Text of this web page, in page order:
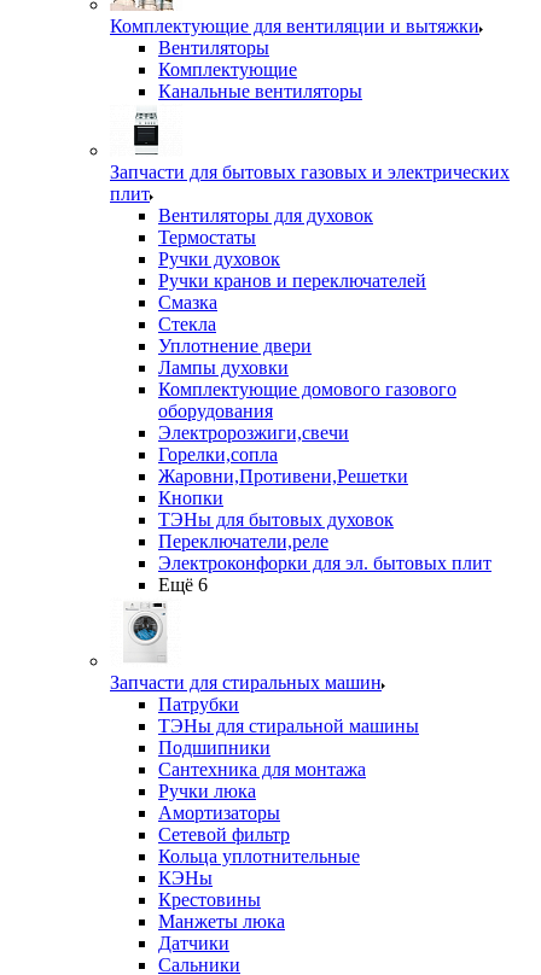
Комплектующие для вентиляции и вытяжки
Вентиляторы
Комплектующие
Канальные вентиляторы
Запчасти для бытовых газовых и электрических
плит
Вентиляторы для духовок
Термостаты
Ручки духовок
Ручки кранов и переключателей
Смазка
Стекла
Уплотнение двери
Лампы духовки
Комплектующие домового газового
оборудования
Электророзжиги,свечи
Горелки,сопла
Жаровни,Противени,Решетки
Кнопки
ТЭНы для бытовых духовок
Переключатели,реле
Электроконфорки для эл. бытовых плит
Ещё 6
Запчасти для стиральных машин
Патрубки
ТЭНы для стиральной машины
Подшипники
Сантехника для монтажа
Ручки люка
Амортизаторы
Сетевой фильтр
Кольца уплотнительные
КЭНы
Крестовины
Манжеты люка
Датчики
Сальники